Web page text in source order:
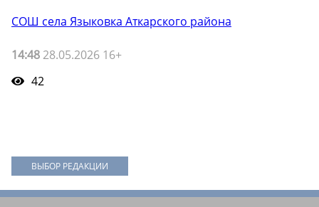
СОШ села Языковка Аткарского района
14:48 28.05.2026 16+
42
ВЫБОР РЕДАКЦИИ